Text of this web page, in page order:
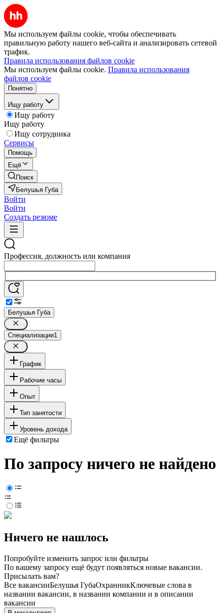
Мы используем файлы cookie, чтобы обеспечивать
правильную работу нашего веб-сайта и анализировать сетевой
трафик.
Правила использования файлов cookie
Мы используем файлы cookie. Правила использования
файлов cookie
Понятно
Ищу работу
Ищу работу
Ищу работу
Ищу сотрудника
Сервисы
Помощь
Ещё
Поиск
Белушья Губа
Войти
Войти
Создать резюме
Профессия, должность или компания
Белушья Губа
Специализации1
График
Рабочие часы
Опыт
Тип занятости
Уровень дохода
Ещё фильтры
По запросу ничего не найдено
Ничего не нашлось
Попробуйте изменить запрос или фильтры
По вашему запросу ещё будут появляться новые вакансии.
Присылать вам?
Все вакансииБелушья ГубаОхранникКлючевые слова в
названии вакансии, в названии компании и в описании
вакансии